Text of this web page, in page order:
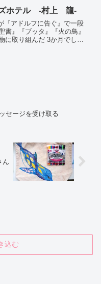
怒りや喜びといっ...
ホテル ‐村上 龍‐
『アドルフに告ぐ』で一段
書』『ブッタ』『火の鳥』
に取り組んだ 3か月でし
セージを受け取る
ん
込む